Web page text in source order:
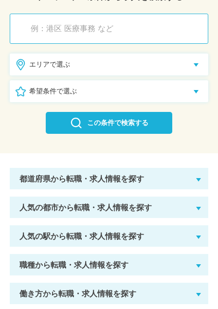
エリアで選ぶ
希望条件で選ぶ
この条件で検索する
都道府県から転職・求人情報を探す
人気の都市から転職・求人情報を探す
人気の駅から転職・求人情報を探す
職種から転職・求人情報を探す
働き方から転職・求人情報を探す